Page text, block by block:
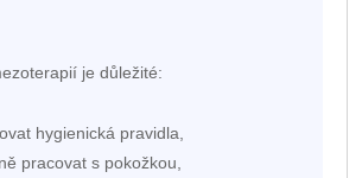
je důležité:
hygienická pravidla,
pracovat s pokožkou,